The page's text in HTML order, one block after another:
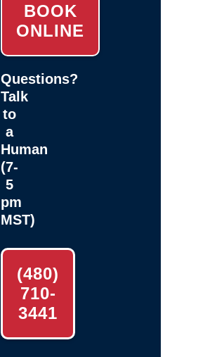
BOOK
ONLINE
Questions?
Talk
to
a
Human
(7-
5
pm
MST)
(480)
710-
3441